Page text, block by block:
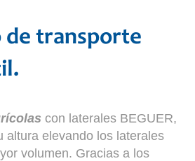
de transporte
con laterales BEGUER,
altura elevando los laterales
volumen. Gracias a los